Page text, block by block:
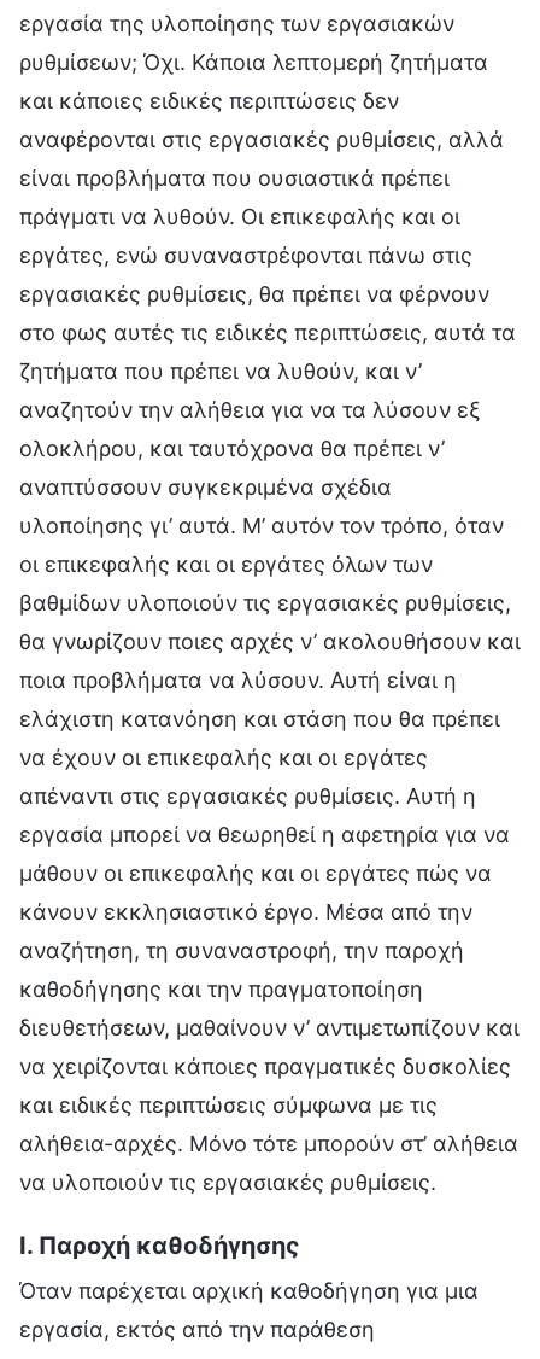
εργασία της υλοποίησης των εργασιακών
ρυθμίσεων; Όχι. Κάποια λεπτομερή ζητήματα
και κάποιες ειδικές περιπτώσεις δεν
αναφέρονται στις εργασιακές ρυθμίσεις, αλλά
είναι προβλήματα που ουσιαστικά πρέπει
πράγματι να λυθούν. Οι επικεφαλής και οι
εργάτες, ενώ συναναστρέφονται πάνω στις
εργασιακές ρυθμίσεις, θα πρέπει να φέρνουν
στο φως αυτές τις ειδικές περιπτώσεις, αυτά τα
ζητήματα που πρέπει να λυθούν, και ν’
αναζητούν την αλήθεια για να τα λύσουν εξ
ολοκλήρου, και ταυτόχρονα θα πρέπει ν’
αναπτύσσουν συγκεκριμένα σχέδια
υλοποίησης γι’ αυτά. Μ’ αυτόν τον τρόπο, όταν
οι επικεφαλής και οι εργάτες όλων των
βαθμίδων υλοποιούν τις εργασιακές ρυθμίσεις,
θα γνωρίζουν ποιες αρχές ν’ ακολουθήσουν και
ποια προβλήματα να λύσουν. Αυτή είναι η
ελάχιστη κατανόηση και στάση που θα πρέπει
να έχουν οι επικεφαλής και οι εργάτες
απέναντι στις εργασιακές ρυθμίσεις. Αυτή η
εργασία μπορεί να θεωρηθεί η αφετηρία για να
μάθουν οι επικεφαλής και οι εργάτες πώς να
κάνουν εκκλησιαστικό έργο. Μέσα από την
αναζήτηση, τη συναναστροφή, την παροχή
καθοδήγησης και την πραγματοποίηση
διευθετήσεων, μαθαίνουν ν’ αντιμετωπίζουν και
να χειρίζονται κάποιες πραγματικές δυσκολίες
και ειδικές περιπτώσεις σύμφωνα με τις
αλήθεια-αρχές. Μόνο τότε μπορούν στ’ αλήθεια
να υλοποιούν τις εργασιακές ρυθμίσεις.
Ι. Παροχή καθοδήγησης
Όταν παρέχεται αρχική καθοδήγηση για μια
εργασία, εκτός από την παράθεση